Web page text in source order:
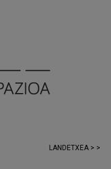
LANDETXEA > >